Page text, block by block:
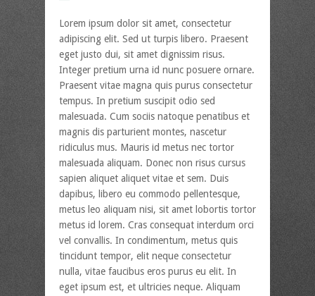
Lorem ipsum dolor sit amet, consectetur
adipiscing elit. Sed ut turpis libero. Praesent
eget justo dui, sit amet dignissim risus.
Integer pretium urna id nunc posuere ornare.
Praesent vitae magna quis purus consectetur
tempus. In pretium suscipit odio sed
malesuada. Cum sociis natoque penatibus et
magnis dis parturient montes, nascetur
ridiculus mus. Mauris id metus nec tortor
malesuada aliquam. Donec non risus cursus
sapien aliquet aliquet vitae et sem. Duis
dapibus, libero eu commodo pellentesque,
metus leo aliquam nisi, sit amet lobortis tortor
metus id lorem. Cras consequat interdum orci
vel convallis. In condimentum, metus quis
tincidunt tempor, elit neque consectetur
nulla, vitae faucibus eros purus eu elit. In
eget ipsum est, et ultricies neque. Aliquam